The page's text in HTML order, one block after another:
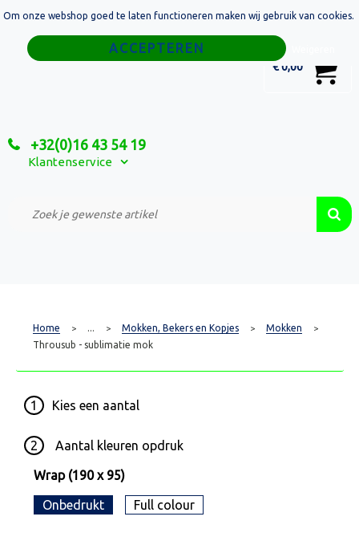
€ 0,00
+32(0)16 43 54 19
Klantenservice
Home
Relatiegeschenken
Custom Made Projecten
Home > ... > Mokken, Bekers en Kopjes > Mokken >
Throusub - sublimatie mok
1 Kies een aantal
2 Aantal kleuren opdruk
Wrap (190 x 95)
Onbedrukt Full colour
Om onze webshop goed te laten functioneren maken wij gebruik van cookies.